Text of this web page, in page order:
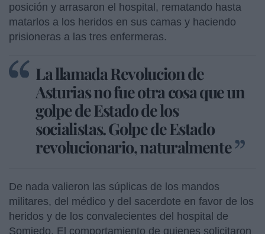
posición y arrasaron el hospital, rematando hasta
matarlos a los heridos en sus camas y haciendo
prisioneras a las tres enfermeras.
La llamada Revolucion de
Asturias no fue otra cosa que un
golpe de Estado de los
socialistas. Golpe de Estado
revolucionario, naturalmente
De nada valieron las súplicas de los mandos
militares, del médico y del sacerdote en favor de los
heridos y de los convalecientes del hospital de
Somiedo. El comportamiento de quienes solicitaron